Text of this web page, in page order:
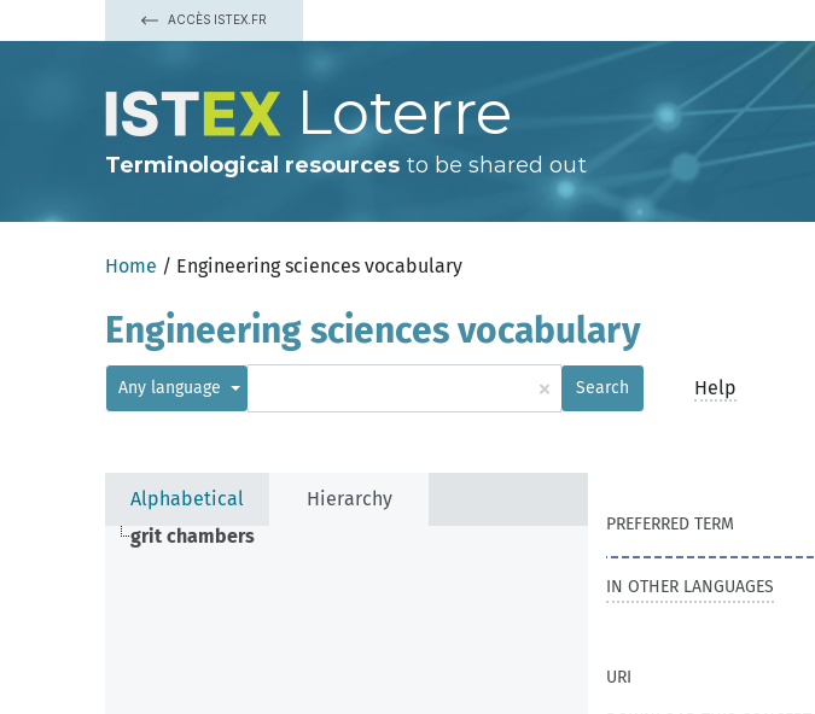
ACCÈS ISTEX.FR
Loterre
Terminological resources to be shared out
Home / Engineering sciences vocabulary
Engineering sciences vocabulary
Any language × Search Help
Alphabetical
Hierarchy
grit chambers
PREFERRED TERM
IN OTHER LANGUAGES
URI